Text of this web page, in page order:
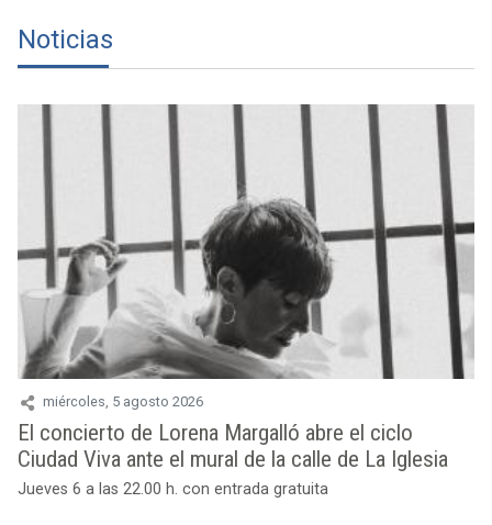
Noticias
miércoles, 5 agosto 2026
El concierto de Lorena Margalló abre el ciclo
Ciudad Viva ante el mural de la calle de La Iglesia
Jueves 6 a las 22.00 h. con entrada gratuita